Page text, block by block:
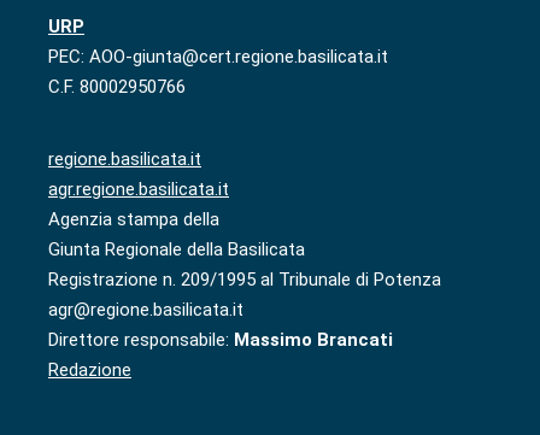
URP
PEC: AOO-giunta@cert.regione.basilicata.it
C.F. 80002950766
regione.basilicata.it
agr.regione.basilicata.it
Agenzia stampa della
Giunta Regionale della Basilicata
Registrazione n. 209/1995 al Tribunale di Potenza
agr@regione.basilicata.it
Direttore responsabile: Massimo Brancati
Redazione